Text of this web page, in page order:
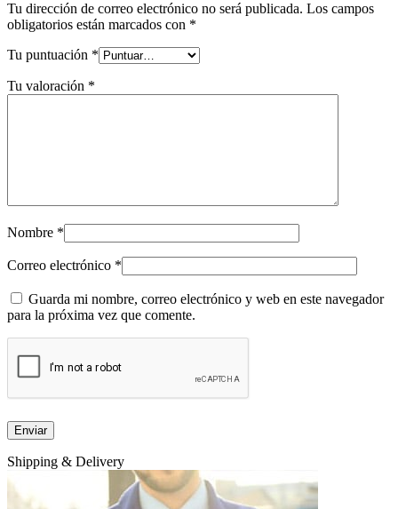
Tu dirección de correo electrónico no será publicada. Los campos
obligatorios están marcados con *
Tu puntuación *
Tu valoración *
Nombre *
Correo electrónico *
Guarda mi nombre, correo electrónico y web en este navegador
para la próxima vez que comente.
Shipping & Delivery